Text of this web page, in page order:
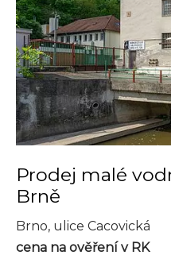
Prodej malé
Brně
Brno, ulice Cacovická
cena na ověření v RK